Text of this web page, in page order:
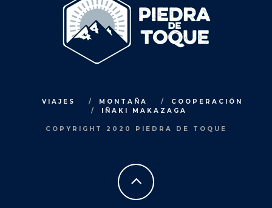
VIAJES MONTAÑA
COOPERACIÓN
IÑAKI MAKAZAGA
COPYRIGHT 2020 PIEDRA DE TOQUE